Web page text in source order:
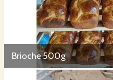
Brioche 500g